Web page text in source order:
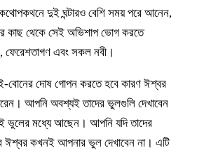
দুই ঘন্টারও বেশি সময় পরে আনেন,
কাছ থেকে সেই অভিশাপ ভোগ করতে
ফেরেশতাগণ এবং সকল নবী।
বোনের দোষ গোপন করতে হবে কারণ ঈশ্বর
আপনি অবশ্যই তাদের ভুলগুলি দেখাবেন
ভুলের মধ্যে আছেন। আপনি যদি তাদের
ঈশ্বর কখনই আপনার ভুল দেখাবেন না। এটি